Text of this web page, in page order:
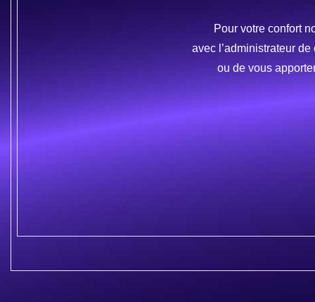
Pour votre confort
avec l’administrateur
ou de vous